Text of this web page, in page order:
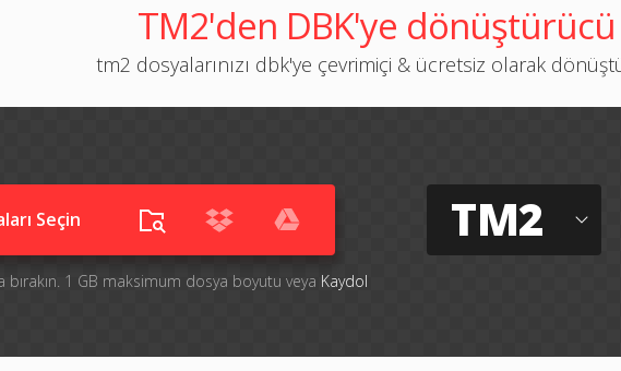
TM2'den DBK'ye dönüştürücü
tm2 dosyalarınızı dbk'ye çevrimiçi & ücretsiz olarak
Seçin
bırakın. 1 GB maksimum dosya boyutu veya Kaydol
TM2